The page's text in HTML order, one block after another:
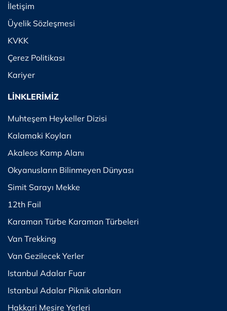
İletişim
Üyelik Sözleşmesi
KVKK
Çerez Politikası
Kariyer
LİNKLERİMİZ
Muhteşem Heykeller Dizisi
Kalamaki Koyları
Akaleos Kamp Alanı
Okyanusların Bilinmeyen Dünyası
Simit Sarayı Mekke
12th Fail
Karaman Türbe Karaman Türbeleri
Van Trekking
Van Gezilecek Yerler
Istanbul Adalar Fuar
Istanbul Adalar Piknik alanları
Hakkari Mesire Yerleri